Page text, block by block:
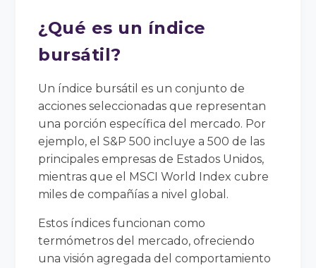
¿Qué es un índice
bursátil?
Un índice bursátil es un conjunto de
acciones seleccionadas que representan
una porción específica del mercado. Por
ejemplo, el S&P 500 incluye a 500 de las
principales empresas de Estados Unidos,
mientras que el MSCI World Index cubre
miles de compañías a nivel global.
Estos índices funcionan como
termómetros del mercado, ofreciendo
una visión agregada del comportamiento